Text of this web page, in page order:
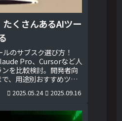
たくさんあるAIツー
のサブスク選び方！
Pro、Cursorなど人
を比較検討。開発者向
、用途別おすすめツー
2025.05.24 2025.09.16